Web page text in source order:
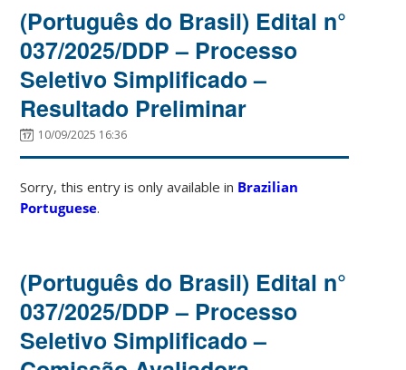
(Português do Brasil) Edital n°
037/2025/DDP – Processo
Seletivo Simplificado –
Resultado Preliminar
10/09/2025 16:36
Sorry, this entry is only available in Brazilian
Portuguese.
(Português do Brasil) Edital n°
037/2025/DDP – Processo
Seletivo Simplificado –